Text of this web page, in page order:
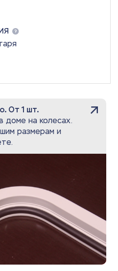
От 1 шт.
доме на колесах.
размерам и